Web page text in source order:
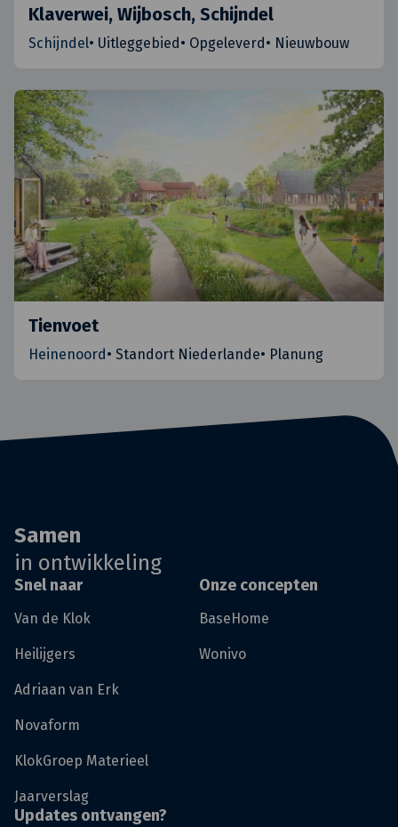
Klaverwei, Wijbosch, Schijndel
Schijndel• Uitleggebied• Opgeleverd• Nieuwbouw
Tienvoet
Heinenoord• Standort Niederlande• Planung
Samen
in ontwikkeling
Snel naar
Van de Klok
Heilijgers
Adriaan van Erk
Novaform
KlokGroep Materieel
Jaarverslag
Onze concepten
BaseHome
Wonivo
Updates ontvangen?